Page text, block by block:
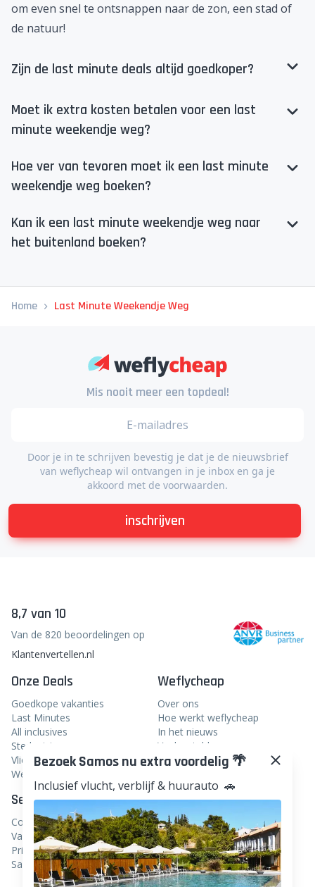
om even snel te ontsnappen naar de zon, een stad of
de natuur!
Zijn de last minute deals altijd goedkoper?
Moet ik extra kosten betalen voor een last
minute weekendje weg?
Hoe ver van tevoren moet ik een last minute
weekendje weg boeken?
Kan ik een last minute weekendje weg naar
het buitenland boeken?
Home Last Minute Weekendje Weg
Mis nooit meer een topdeal!
Door je in te schrijven bevestig je dat je de nieuwsbrief
van weflycheap wil ontvangen in je inbox en ga je
akkoord met de voorwaarden.
inschrijven
8,7 van 10
Van de 820 beoordelingen op
Klantenvertellen.nl
Onze Deals
Goedkope vakanties
Last Minutes
All inclusives
Stedentrips
Vliegtickets
Weekendje weg
Weflycheap
Over ons
Hoe werkt weflycheap
In het nieuws
Veelgestelde vragen
Blog
Service
Contact
Vacatures
Privacy
Samenwerken
Volg ons
Facebook
Instagram
Linkedin
Bezoek Samos nu extra voordelig 🌴
Inclusief vlucht, verblijf & huurauto 🚗